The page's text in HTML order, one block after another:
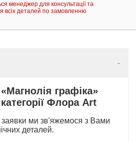
менеджер для консультації та
всіх деталей по замовленню
графіка»
Флора Art
ми зв'яжемося з Вами
деталей.